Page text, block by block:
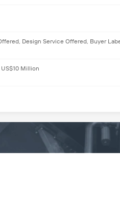
Design Service Offered, Buyer
Million